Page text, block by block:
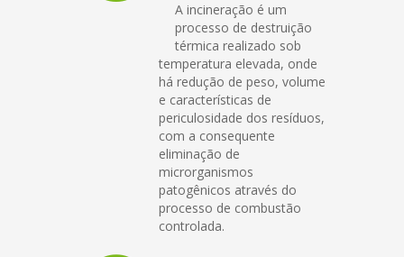
A incineração é um
processo de destruição
térmica realizado sob
temperatura elevada, onde
há redução de peso, volume
e características de
periculosidade dos resíduos,
com a consequente
eliminação de
microrganismos
patogênicos através do
processo de combustão
controlada.